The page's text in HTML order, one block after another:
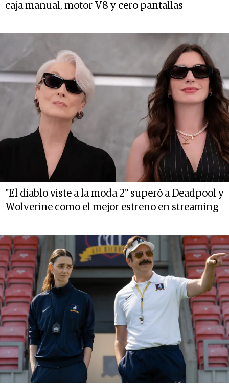
caja manual, motor V8 y cero pantallas
"El diablo viste a la moda 2" superó a Deadpool y
Wolverine como el mejor estreno en streaming